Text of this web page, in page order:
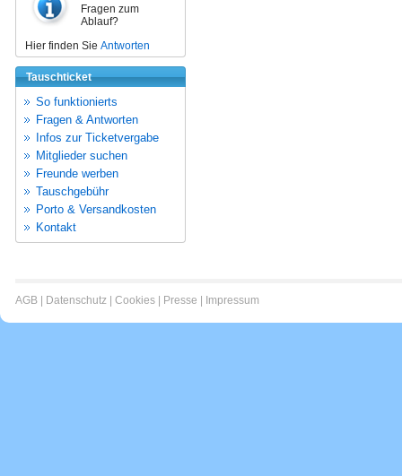
Fragen zum
Ablauf?
Hier finden Sie Antworten
Tauschticket
So funktionierts
Fragen & Antworten
Infos zur Ticketvergabe
Mitglieder suchen
Freunde werben
Tauschgebühr
Porto & Versandkosten
Kontakt
AGB Datenschutz Cookies Presse Impressum